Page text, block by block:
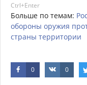
Ctrl+Enter
Больше по темам:
обороны оружия
страны территории
0 0